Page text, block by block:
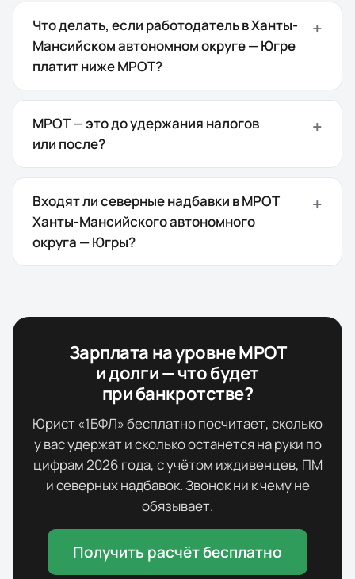
Что делать, если работодатель в Ханты-
Мансийском автономном округе — Югре
платит ниже МРОТ?
МРОТ — это до удержания налогов
или после?
Входят ли северные надбавки в МРОТ
Ханты-Мансийского автономного
округа — Югры?
Зарплата на уровне МРОТ
и долги — что будет
при банкротстве?
Юрист «1БФЛ» бесплатно посчитает, сколько
у вас удержат и сколько останется на руки по
цифрам2026 года, с учётом иждивенцев, ПМ
и северных надбавок. Звонок ни к чему не
обязывает.
Получить расчёт бесплатно